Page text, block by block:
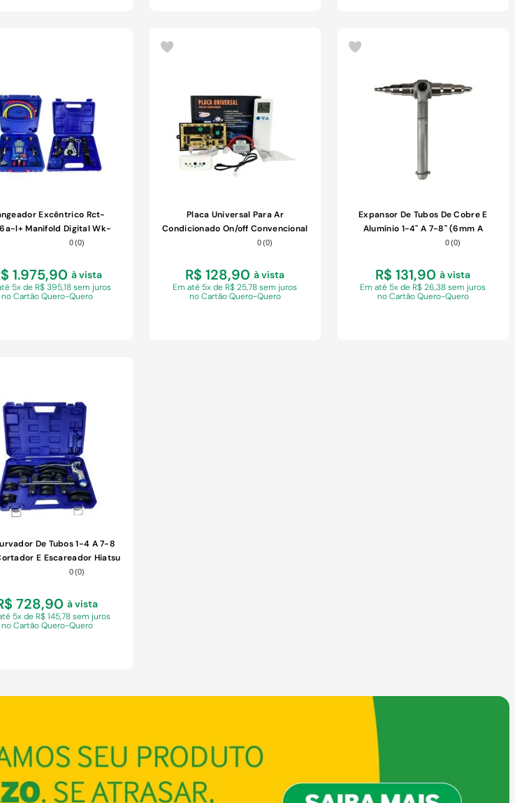
COMPRAR
Excêntrico Rct-
l+ Manifold Digital Wk-
6889-l Hiatsu 1 Unidade
0(0)
1.975,90 à vista
5x de R$ 395,18 sem juros
no Cartão Quero-Quero
COMPRAR
Placa Universal Para Ar
Condicionado On/off Convencional
220v Hiatsu único
0(0)
R$ 128,90 à vista
Ematé 5x de R$ 25,78 sem juros
no Cartão Quero-Quero
Expansor De Tubos De Cobre E
Alumínio 1-4" A 7-8" (6mm A
22mm) Hiatsu
0(0)
R$ 131,90 à vista
Ematé 5x de R$ 26,38 sem juros
no Cartão Quero-Quero
De Tubos 1-4 A 7-8
E Escareador Hiatsu
0(0)
728,90 à vista
5x de R$ 145,78 sem juros
no Cartão Quero-Quero
COMPRAR